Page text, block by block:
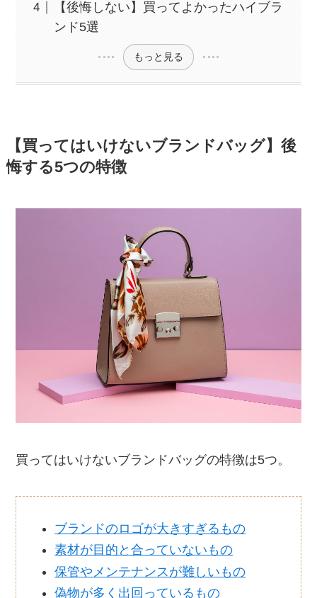
【後悔しない】買ってよかったハイブラ
ンド5選
もっと見る
【買ってはいけないブランドバッグ】後
悔する5つの特徴
買ってはいけないブランドバッグの特徴は5つ。
ブランドのロゴが大きすぎるもの
素材が目的と合っていないもの
保管やメンテナンスが難しいもの
偽物が多く出回っているもの